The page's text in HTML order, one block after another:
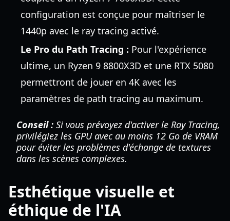
configuration est conçue pour maîtriser le
1440p avec le ray tracing activé.
Le Pro du Path Tracing : Pour l'expérience
ultime, un Ryzen 9 8800X3D et une RTX 5080
permettront de jouer en 4K avec les
paramètres de path tracing au maximum.
Conseil : Si vous prévoyez d'activer le Ray Tracing,
privilégiez les GPU avec au moins 12 Go de VRAM
pour éviter les problèmes d'échange de textures
dans les scènes complexes.
Esthétique visuelle et
éthique de l'IA